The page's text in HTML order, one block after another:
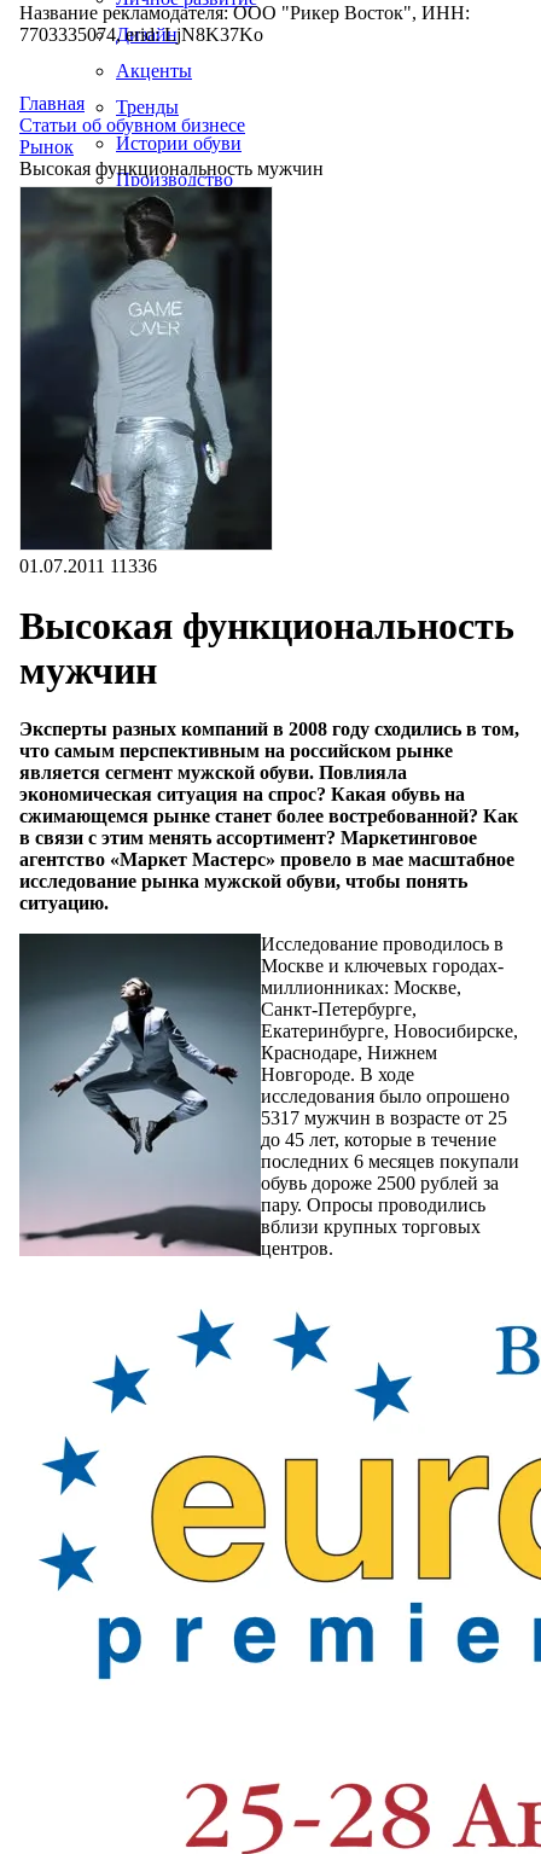
Дизайн
Акценты
Тренды
Истории обуви
Производство
Название рекламодателя: ООО "Рикер Восток", ИНН:
7703335074, erid: LjN8K37Ko
Главная
Статьи об обувном бизнесе
Рынок
Высокая функциональность мужчин
01.07.2011 11336
Высокая функциональность
мужчин
Эксперты разных компаний в 2008 году сходились в том,
что самым перспективным на российском рынке
является сегмент мужской обуви. Повлияла
экономическая ситуация на спрос? Какая обувь на
сжимающемся рынке станет более востребованной? Как
в связи с этим менять ассортимент? Маркетинговое
агентство «Маркет Мастерс» провело в мае масштабное
исследование рынка мужской обуви, чтобы понять
ситуацию.
Исследование проводилось в
Москве и ключевых городах-
миллионниках: Москве,
Санкт-Петербурге,
Екатеринбурге, Новосибирске,
Краснодаре, Нижнем
Новгороде. В ходе
исследования было опрошено
5317 мужчин в возрасте от 25
до 45 лет, которые в течение
последних 6 месяцев покупали
обувь дороже 2500 рублей за
пару. Опросы проводились
вблизи крупных торговых
центров.